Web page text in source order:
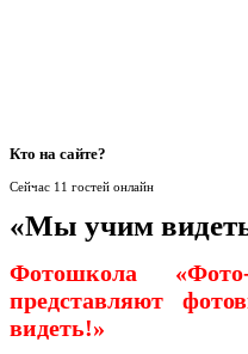
Кто на сайте?
Сейчас 11 гостей онлайн
«Мы учим
Фотошкола
представляют
видеть!»